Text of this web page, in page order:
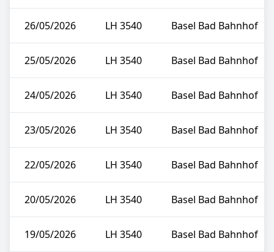
26/05/2026 LH 3540 Basel Bad Bahnhof
25/05/2026 LH 3540 Basel Bad Bahnhof
24/05/2026 LH 3540 Basel Bad Bahnhof
23/05/2026 LH 3540 Basel Bad Bahnhof
22/05/2026 LH 3540 Basel Bad Bahnhof
20/05/2026 LH 3540 Basel Bad Bahnhof
19/05/2026 LH 3540 Basel Bad Bahnhof